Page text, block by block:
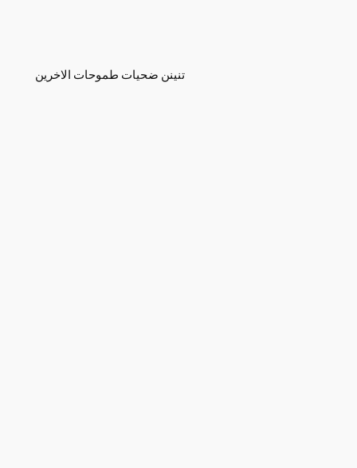
تنينن ضحيات طموحات الاخرين